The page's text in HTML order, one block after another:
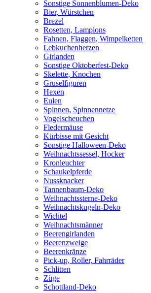
Sonstige Sonnenblumen-Deko
Bier, Würstchen
Brezel
Rosetten, Lampions
Fahnen, Flaggen, Wimpelketten
Lebkuchenherzen
Girlanden
Sonstige Oktoberfest-Deko
Skelette, Knochen
Gruselfiguren
Hexen
Eulen
Spinnen, Spinnennetze
Vogelscheuchen
Fledermäuse
Kürbisse mit Gesicht
Sonstige Halloween-Deko
Weihnachtssessel, Hocker
Kronleuchter
Schaukelpferde
Nussknacker
Tannenbaum-Deko
Weihnachtssterne-Deko
Weihnachtskugeln-Deko
Wichtel
Weihnachtsmänner
Beerengirlanden
Beerenzweige
Beerenkränze
Pick-up, Roller, Fahrräder
Schlitten
Züge
Schottland-Deko